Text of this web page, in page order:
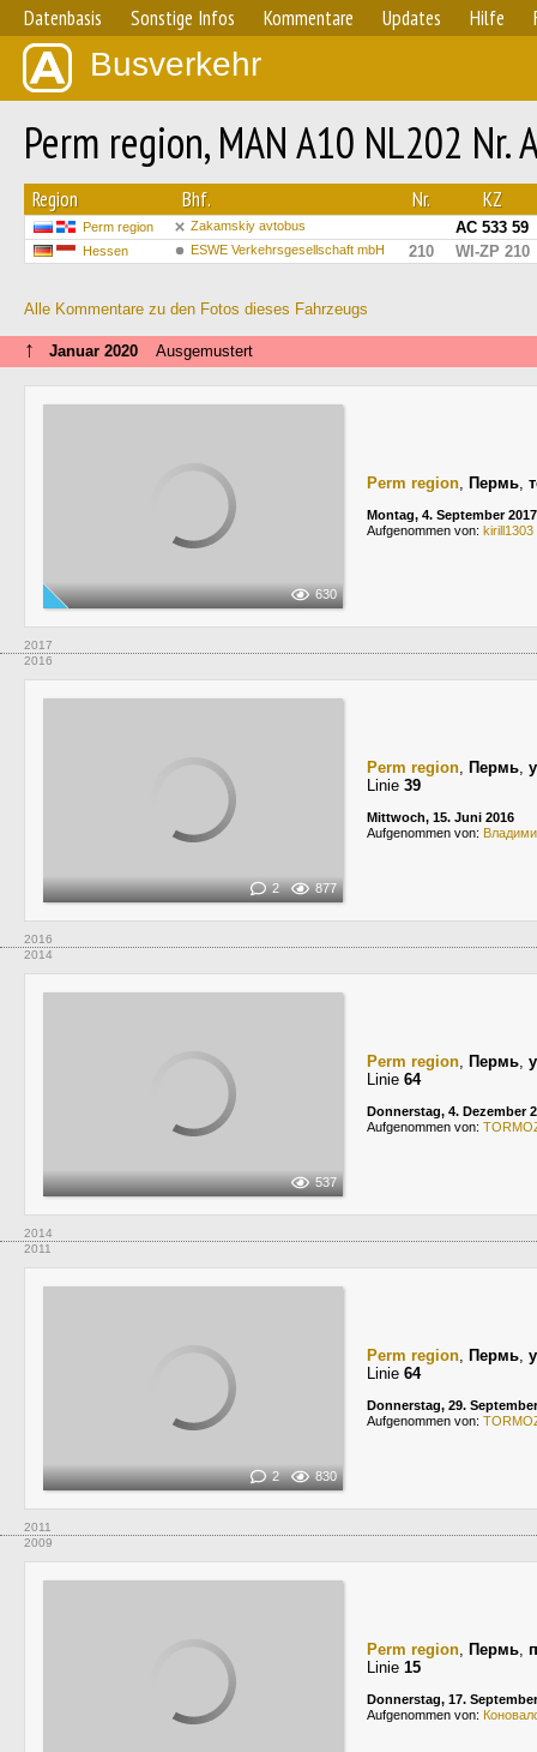
Datenbasis Sonstige Infos Kommentare Updates Hilfe
Busverkehr
Perm region, MAN A10 NL202 Nr.
Region Bhf. Nr. KZ
Perm region Zakamskiy avtobus АС 533 59
Hessen ESWE Verkehrsgesellschaft mbH 210 WI-ZP 210
Alle Kommentare zu den Fotos dieses Fahrzeugs
↑ Januar 2020 Ausgemustert
630
Perm region, Пермь,
Montag, 4. September 2017
Aufgenommen von: kirill1303
2017
2016
2 877
Perm region, Пермь,
Linie 39
Mittwoch, 15. Juni 2016
Aufgenommen von:
2016
2014
537
Perm region, Пермь,
Linie 64
Donnerstag, 4. Dezember
Aufgenommen von:
2014
2011
2 830
Perm region, Пермь,
Linie 64
Donnerstag, 29.
Aufgenommen von:
2011
2009
Perm region, Пермь,
Linie 15
Donnerstag, 17.
Aufgenommen von: